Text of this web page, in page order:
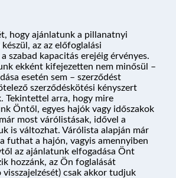
hogy ajánlatunk a pillanatnyi
az az előfoglalási
szabad kapacitás erejéig érvényes.
ekként kifejezetten nem minősül –
esetén sem – szerződést
szerződéskötési kényszert
Tekintettel arra, hogy mire
Öntől, egyes hajók vagy időszakok
most várólistásak, idővel a
is változhat. Várólista alapján már
futhat a hajón, vagyis amennyiben
az ajánlatunk elfogadása Önt
hozzánk, az Ön foglalását
csak akkor tudjuk